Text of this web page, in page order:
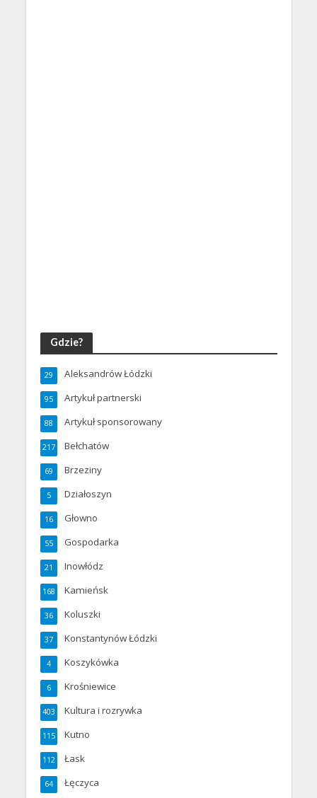
Gdzie?
Aleksandrów Łódzki
29
Artykuł partnerski
95
Artykuł sponsorowany
88
Bełchatów
217
Brzeziny
69
Działoszyn
5
Głowno
16
Gospodarka
55
Inowłódz
21
Kamieńsk
168
Koluszki
36
Konstantynów Łódzki
37
Koszykówka
4
Krośniewice
6
Kultura i rozrywka
403
Kutno
115
Łask
112
Łęczyca
64